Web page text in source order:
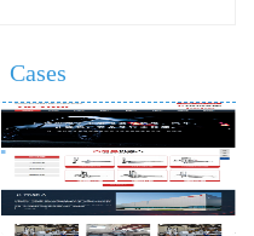
Cases